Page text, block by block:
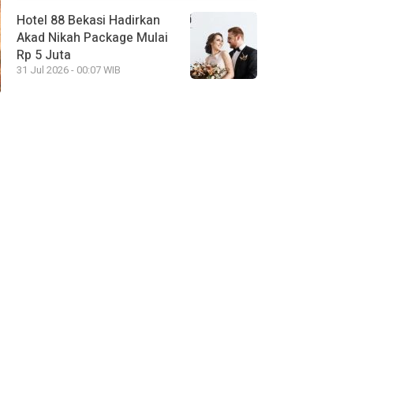
Hotel 88 Bekasi Hadirkan
Akad Nikah Package Mulai
Rp 5 Juta
31 Jul 2026 - 00:07 WIB